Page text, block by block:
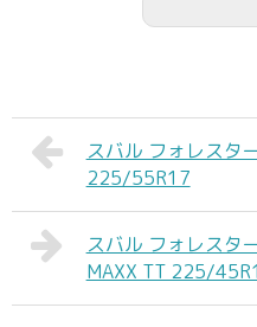
スバル フォレスタ
225/55R17
スバル フォレスタ
MAXX TT 225/